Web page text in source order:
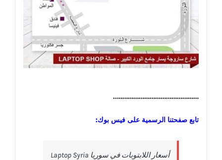
………………………………………..
تابع صفحتنا الرسمية على فيس بوك:
‎أسعار اللابتوبات في سوريا Laptop Syria